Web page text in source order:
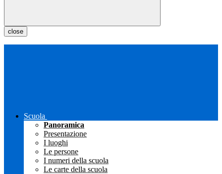
close
Scuola
Panoramica
Presentazione
I luoghi
Le persone
I numeri della scuola
Le carte della scuola